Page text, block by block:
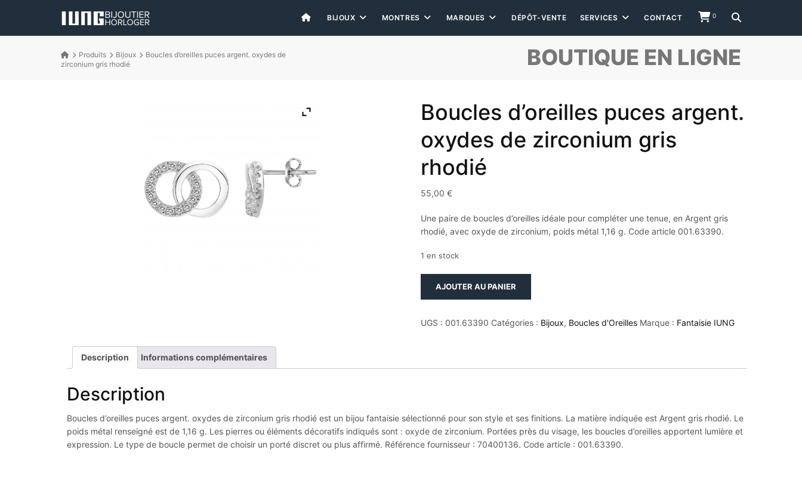
0
BIJOUX MONTRES MARQUES DÉPÔT-VENTE SERVICES CONTACT
BOUTIQUE EN LIGNE
Produits Bijoux
Boucles d’oreilles puces argent. oxydes de
zirconium gris rhodié
Boucles d’oreilles puces argent.
oxydes de zirconium gris
rhodié
55,00 €
Une paire de boucles d’oreilles idéale pour compléter une tenue, en Argent gris
rhodié, avec oxyde de zirconium, poids métal 1,16 g. Code article 001.63390.
1 en stock
d'oreilles
de
AJOUTER AU PANIER
UGS : 001.63390 Catégories : Bijoux, Boucles d'Oreilles Marque : Fantaisie IUNG
Description Informations complémentaires
Description
Boucles d’oreilles puces argent. oxydes de zirconium gris rhodié est un bijou fantaisie sélectionné pour son style et ses finitions. La matière indiquée est Argent gris rhodié. Le
poids métal renseigné est de 1,16 g. Les pierres ou éléments décoratifs indiqués sont : oxyde de zirconium. Portées près du visage, les boucles d’oreilles apportent lumière et
expression. Le type de boucle permet de choisir un porté discret ou plus affirmé. Référence fournisseur : 70400136. Code article : 001.63390.